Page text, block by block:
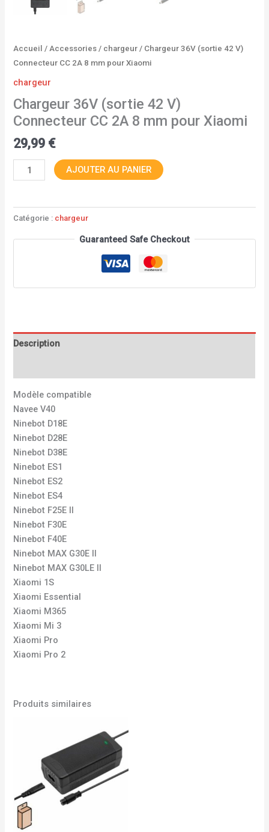
Accueil / Accessories / chargeur / Chargeur 36V (sortie 42 V)
Connecteur CC 2A 8 mm pour Xiaomi
chargeur
Chargeur 36V (sortie 42 V)
Connecteur CC 2A 8 mm pour Xiaomi
29,99 €
AJOUTER AU PANIER
Catégorie : chargeur
Guaranteed Safe Checkout
Description
Modèle compatible
Navee V40
Ninebot D18E
Ninebot D28E
Ninebot D38E
Ninebot ES1
Ninebot ES2
Ninebot ES4
Ninebot F25E II
Ninebot F30E
Ninebot F40E
Ninebot MAX G30E II
Ninebot MAX G30LE II
Xiaomi 1S
Xiaomi Essential
Xiaomi M365
Xiaomi Mi 3
Xiaomi Pro
Xiaomi Pro 2
Produits similaires